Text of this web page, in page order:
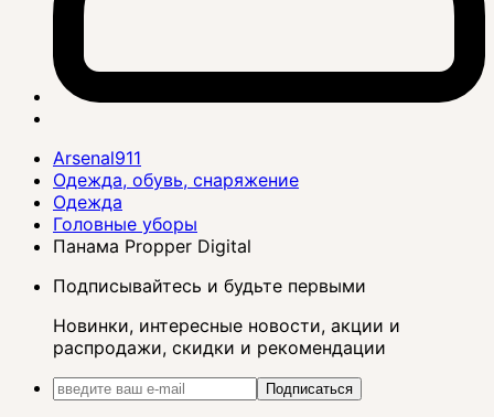
Arsenal911
Одежда, обувь, снаряжение
Одежда
Головные уборы
Панама Propper Digital
Подписывайтесь и будьте первыми
Новинки, интересные новости, акции и
распродажи, скидки и рекомендации
Подписаться